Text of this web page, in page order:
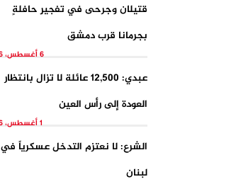
قتيلان وجرحى في تفجيرِ حافلةٍ
بجرمانا قرب دمشق
6 أغسطس، 2026
عبدي: 12,500 عائلة لا تزال بانتظار
العودة إلى رأس العين
1 أغسطس، 2026
الشرع: لا نعتزم التدخل عسكرياً في
لبنان